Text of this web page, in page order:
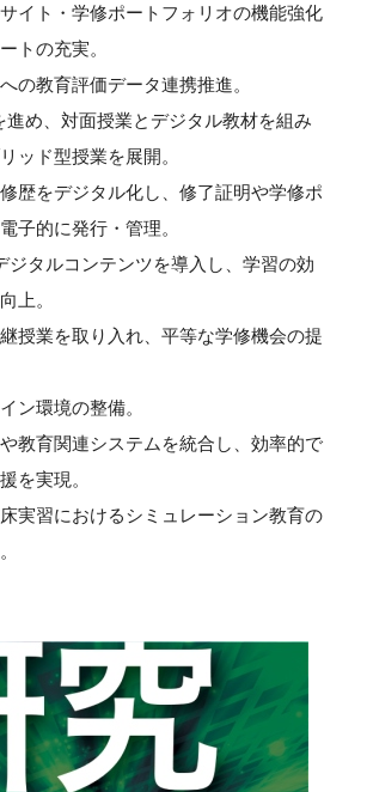
イト・学修ポートフォリオの機能強化
トの充実。
の教育評価データ連携推進。
進め、対面授業とデジタル教材を組み
ッド型授業を展開。
歴をデジタル化し、修了証明や学修ポ
子的に発行・管理。
ジタルコンテンツを導入し、学習の効
上。
授業を取り入れ、平等な学修機会の提
ン環境の整備。
教育関連システムを統合し、効率的で
を実現。
実習におけるシミュレーション教育の